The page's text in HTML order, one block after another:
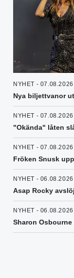
NYHET - 07.08.2026
Nya biljettvanor
NYHET - 07.08.2026
"Okända" låten
NYHET - 07.08.2026
Fröken Snusk
NYHET - 06.08.2026
Asap Rocky
NYHET - 06.08.2026
Sharon